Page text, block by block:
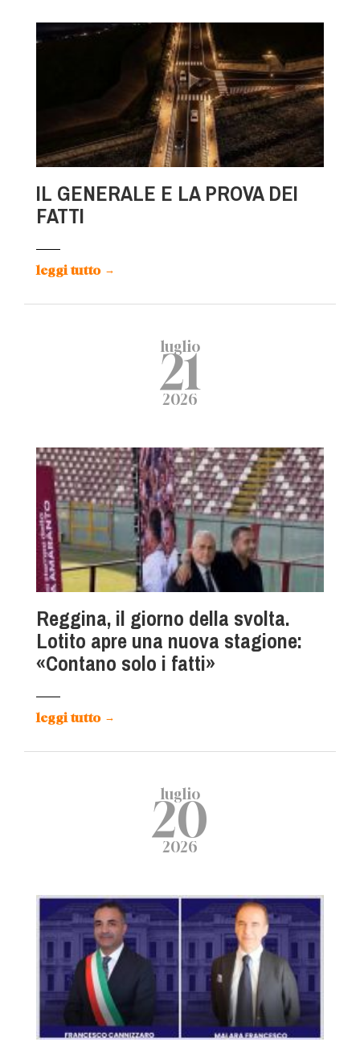
IL GENERALE E LA PROVA DEI
FATTI
leggi tutto →
luglio
21
2026
Reggina, il giorno della svolta.
Lotito apre una nuova stagione:
«Contano solo i fatti»
leggi tutto →
luglio
20
2026